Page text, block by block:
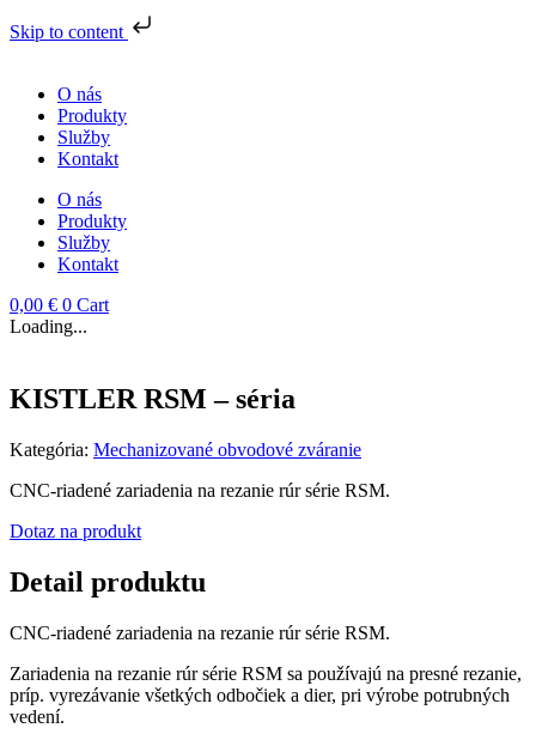
Skip to content
obsah
O nás
Produkty
Služby
Kontakt
O nás
Produkty
Služby
Kontakt
0,00 € 0 Cart
Loading...
KISTLER RSM – séria
Kategória: Mechanizované obvodové zváranie
CNC-riadené zariadenia na rezanie rúr série RSM.
Dotaz na produkt
Detail produktu
CNC-riadené zariadenia na rezanie rúr série RSM.
Zariadenia na rezanie rúr série RSM sa používajú na presné rezanie,
príp. vyrezávanie všetkých odbočiek a dier, pri výrobe potrubných
vedení.